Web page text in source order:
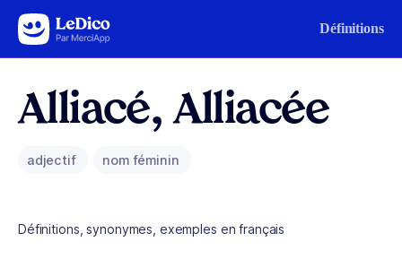
Aller au contenu Définitions
Alliacé, Alliacée
adjectif nom féminin
Définitions, synonymes, exemples en français